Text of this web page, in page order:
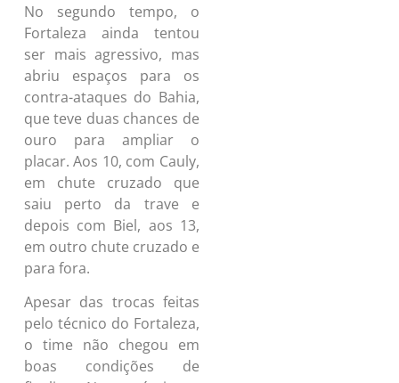
No segundo tempo, o
Fortaleza ainda tentou
ser mais agressivo, mas
abriu espaços para os
contra-ataques do Bahia,
que teve duas chances de
ouro para ampliar o
placar. Aos 10, com Cauly,
em chute cruzado que
saiu perto da trave e
depois com Biel, aos 13,
em outro chute cruzado e
para fora.
Apesar das trocas feitas
pelo técnico do Fortaleza,
o time não chegou em
boas condições de